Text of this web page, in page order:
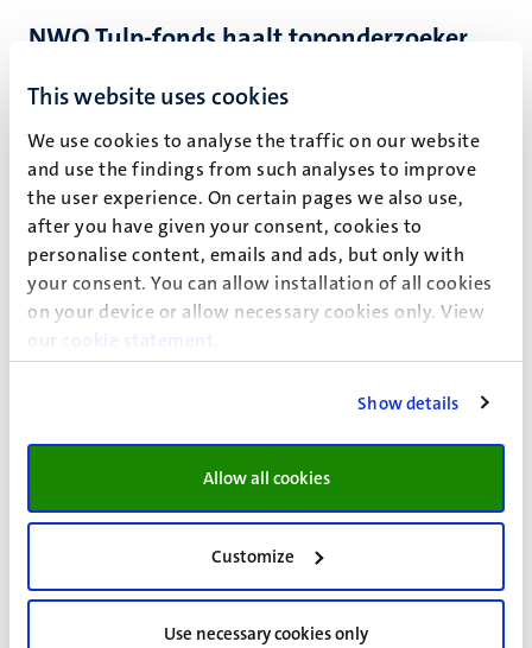
This website uses cookies
We use cookies to analyse the traffic on our website
and use the findings from such analyses to improve
the user experience. On certain pages we also use,
after you have given your consent, cookies to
personalise content, emails and ads, but only with
your consent. You can allow installation of all cookies
on your device or allow necessary cookies only. View
our
cookie statement
Show details
Allow all cookies
Customize
Use necessary cookies only
NWO Tulp-fonds haalt toponderzoeker
naar MaCSBio
haar team. Ze komt dankzij het NWO Tulp-fonds naar
Nederland. Daarnaast financiert NWO het onderzoek van
Joël Karel naar elektrocardiografische beeldvorming